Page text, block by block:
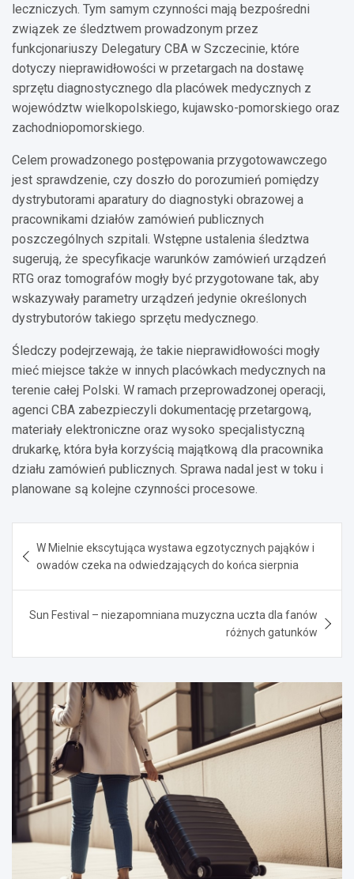
leczniczych. Tym samym czynności mają bezpośredni
związek ze śledztwem prowadzonym przez
funkcjonariuszy Delegatury CBA w Szczecinie, które
dotyczy nieprawidłowości w przetargach na dostawę
sprzętu diagnostycznego dla placówek medycznych z
województw wielkopolskiego, kujawsko-pomorskiego oraz
zachodniopomorskiego.
Celem prowadzonego postępowania przygotowawczego
jest sprawdzenie, czy doszło do porozumień pomiędzy
dystrybutorami aparatury do diagnostyki obrazowej a
pracownikami działów zamówień publicznych
poszczególnych szpitali. Wstępne ustalenia śledztwa
sugerują, że specyfikacje warunków zamówień urządzeń
RTG oraz tomografów mogły być przygotowane tak, aby
wskazywały parametry urządzeń jedynie określonych
dystrybutorów takiego sprzętu medycznego.
Śledczy podejrzewają, że takie nieprawidłowości mogły
mieć miejsce także w innych placówkach medycznych na
terenie całej Polski. W ramach przeprowadzonej operacji,
agenci CBA zabezpieczyli dokumentację przetargową,
materiały elektroniczne oraz wysoko specjalistyczną
drukarkę, która była korzyścią majątkową dla pracownika
działu zamówień publicznych. Sprawa nadal jest w toku i
planowane są kolejne czynności procesowe.
wpisu
W Mielnie ekscytująca wystawa egzotycznych pająków i
owadów czeka na odwiedzających do końca sierpnia
Sun Festival – niezapomniana muzyczna uczta dla fanów
różnych gatunków